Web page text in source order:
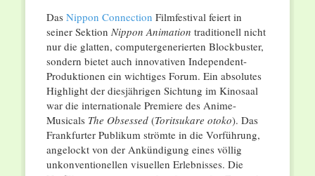
Das Nippon Connection Filmfestival feiert in
seiner Sektion Nippon Animation traditionell nicht
nur die glatten, computergenerierten Blockbuster,
sondern bietet auch innovativen Independent-
Produktionen ein wichtiges Forum. Ein absolutes
Highlight der diesjährigen Sichtung im Kinosaal
war die internationale Premiere des Anime-
Musicals The Obsessed(Toritsukare otoko). Das
Frankfurter Publikum strömte in die Vorführung,
angelockt von der Ankündigung eines völlig
unkonventionellen visuellen Erlebnisses. Die